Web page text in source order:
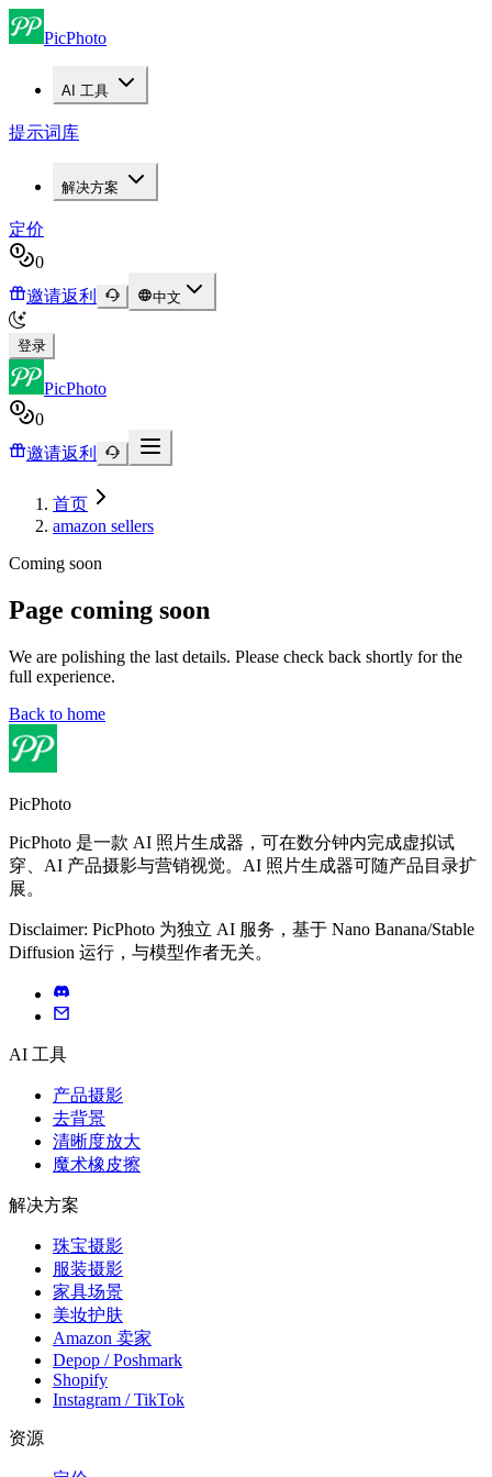
PicPhoto
AI 工具
提示词库
解决方案
定价
0
邀请返利
中文
登录
PicPhoto
0
邀请返利
首页
amazon sellers
Coming soon
Page coming soon
We are polishing the last details. Please check back shortly for the
full experience.
Back to home
PicPhoto
PicPhoto 是一款 AI 照片生成器，可在数分钟内完成虚拟试
穿、AI 产品摄影与营销视觉。AI 照片生成器可随产品目录扩
展。
Disclaimer: PicPhoto 为独立 AI 服务，基于 Nano Banana/Stable
Diffusion 运行，与模型作者无关。
AI 工具
产品摄影
去背景
清晰度放大
魔术橡皮擦
解决方案
珠宝摄影
服装摄影
家具场景
美妆护肤
Amazon 卖家
Depop / Poshmark
Shopify
Instagram / TikTok
资源